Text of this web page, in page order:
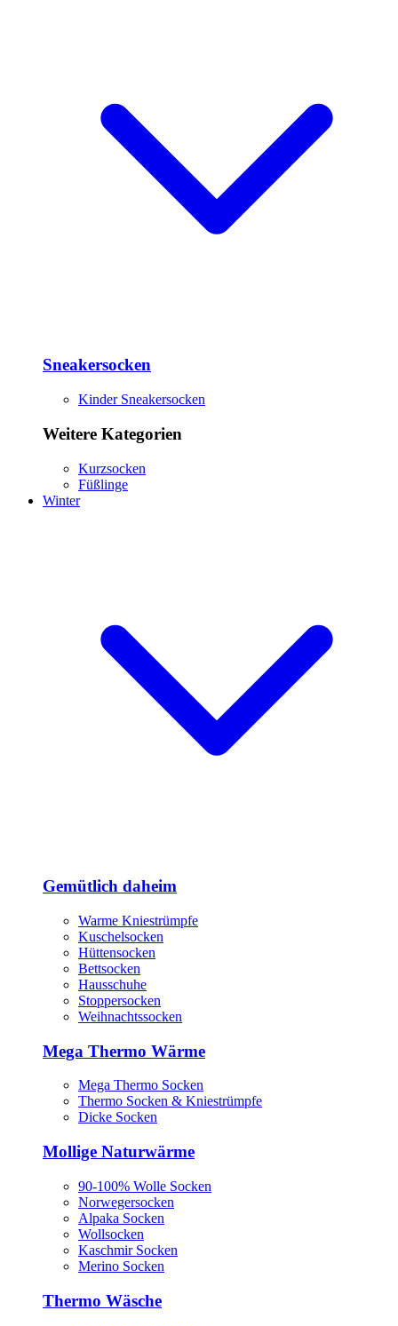
Sneakersocken
Kinder Sneakersocken
Weitere Kategorien
Kurzsocken
Füßlinge
Winter
Gemütlich daheim
Warme Kniestrümpfe
Kuschelsocken
Hüttensocken
Bettsocken
Hausschuhe
Stoppersocken
Weihnachtssocken
Mega Thermo Wärme
Mega Thermo Socken
Thermo Socken & Kniestrümpfe
Dicke Socken
Mollige Naturwärme
90-100% Wolle Socken
Norwegersocken
Alpaka Socken
Wollsocken
Kaschmir Socken
Merino Socken
Thermo Wäsche